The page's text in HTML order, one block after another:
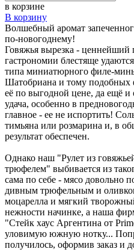
в корзине
В корзину
Волшебный аромат
по-новогоднему!
Говяжья вырезка - ценнейший
гастрономии блестяще
типа миниатюрного филе-
Шатобриана и тому подобных
её по выгодной цене, да ещё и
удача, особенно в
главное - ее не испортить!
тимьяна или розмарина и, в
результат обеспечен.
Однако наш "Рулет из
трюфелем" выбивается из
сама по себе - мясо довольно
дивным трюфельным и
моцарелла и мягкий
нежности начинке, а наша
"Стейк хаус Аргентина от
уловимую южную нотку...
получилось, оформив заказ и